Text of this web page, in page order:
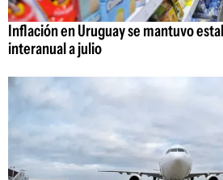
Inflación en Uruguay se mantuvo
interanual a julio